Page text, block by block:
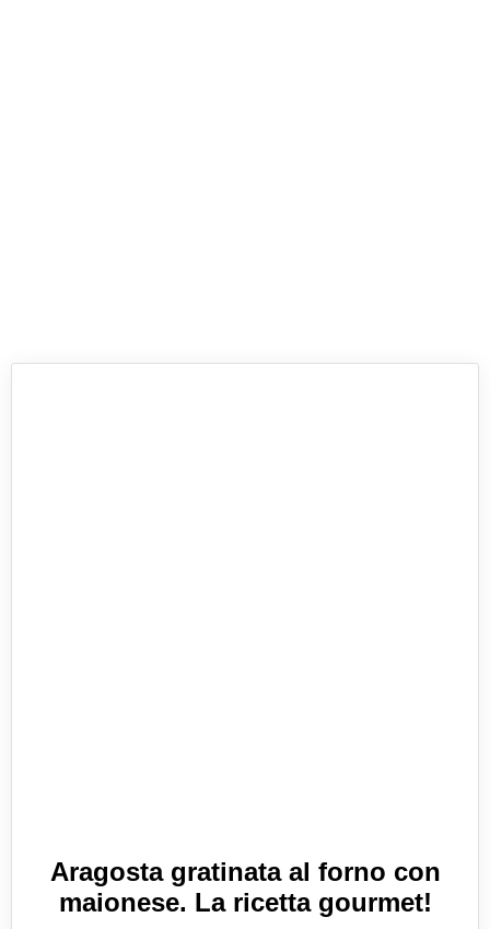
Aragosta gratinata al forno con
maionese. La ricetta gourmet!